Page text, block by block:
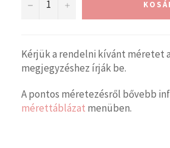
− +
Kérjük a rendelni kívánt méretet
megjegyzéshez írják be.
A pontos méretezésről bővebb
mérettáblázat menüben.